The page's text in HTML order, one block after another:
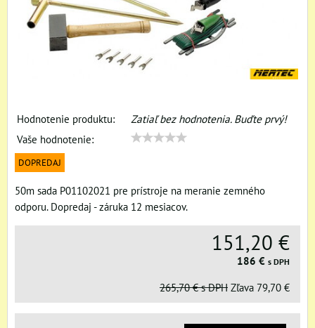
Hodnotenie produktu:
Zatiaľ bez hodnotenia. Buďte prvý!
Vaše hodnotenie:
DOPREDAJ
50m sada P01102021 pre prístroje na meranie zemného
odporu. Dopredaj - záruka 12 mesiacov.
151,20 €
186 € s DPH
265,70 € s DPH Zľava 79,70 €